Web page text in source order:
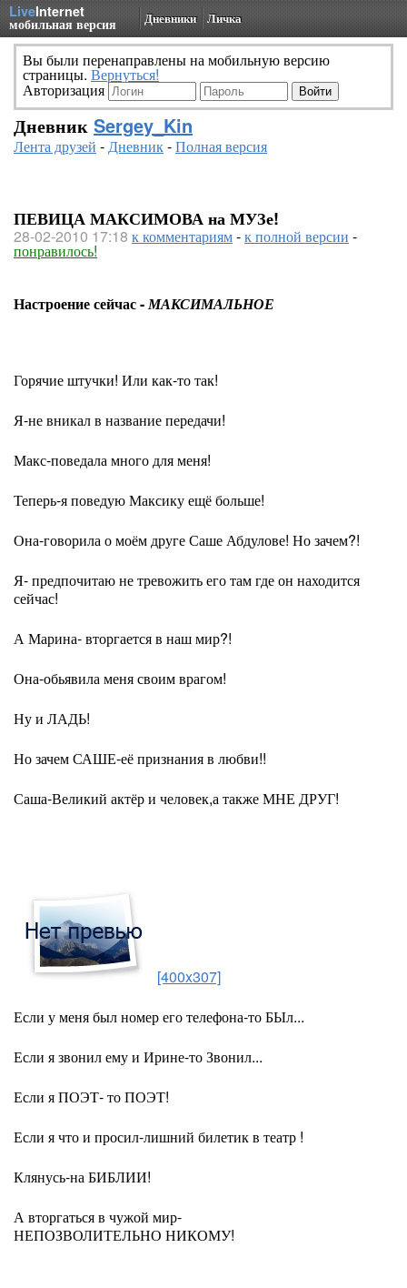
LiveInternet
мобильная версия Дневники Личка
Вы были перенаправлены на мобильную версию
страницы. Вернуться!
Авторизация
Дневник Sergey_Kin
Лента друзей -Дневник-Полная версия
ПЕВИЦА МАКСИМОВА на МУЗе!
28-02-2010 17:18 к комментариям-к полной версии -
понравилось!
Настроение сейчас -МАКСИМАЛЬНОЕ
Горячие штучки! Или как-то так!
Я-не вникал в название передачи!
Макс-поведала много для меня!
Теперь-я поведую Максику ещё больше!
Она-говорила о моём друге Саше Абдулове! Но зачем?!
Я- предпочитаю не тревожить его там где он находится
сейчас!
А Марина- вторгается в наш мир?!
Она-обьявила меня своим врагом!
Ну и ЛАДЬ!
Но зачем САШЕ-её признания в любви!!
Саша-Великий актёр и человек,а также МНЕ ДРУГ!
[400x307]
Если у меня был номер его телефона-то БЫл...
Если я звонил ему и Ирине-то Звонил...
Если я ПОЭТ- то ПОЭТ!
Если я что и просил-лишний билетик в театр !
Клянусь-на БИБЛИИ!
А вторгаться в чужой мир-
НЕПОЗВОЛИТЕЛЬНО НИКОМУ!